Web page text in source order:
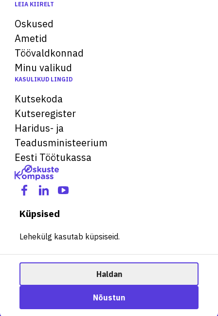
Ametisoovitaja
LEIA KIIRELT
Oskused
Ametid
Töövaldkonnad
Minu valikud
KASULIKUD LINGID
Kutsekoda
Kutseregister
Haridus- ja
Teadusministeerium
Eesti Töötukassa
Küpsised
Lehekülg kasutab küpsiseid.
Haldan
Nõustun